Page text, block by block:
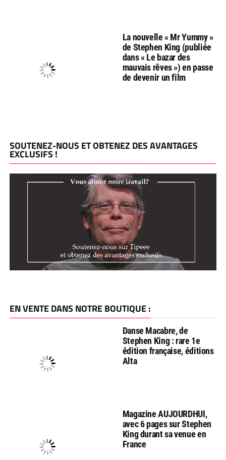
La nouvelle « Mr Yummy »
de Stephen King (publiée
dans « Le bazar des
mauvais rêves ») en passe
de devenir un film
SOUTENEZ-NOUS ET OBTENEZ DES AVANTAGES
EXCLUSIFS !
EN VENTE DANS NOTRE BOUTIQUE :
Danse Macabre, de
Stephen King : rare 1e
édition française, éditions
Alta
Magazine AUJOURDHUI,
avec 6 pages sur Stephen
King durant sa venue en
France